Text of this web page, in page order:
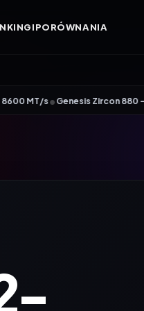
PORÓWNANIA
Zircon 880 – nowy członek